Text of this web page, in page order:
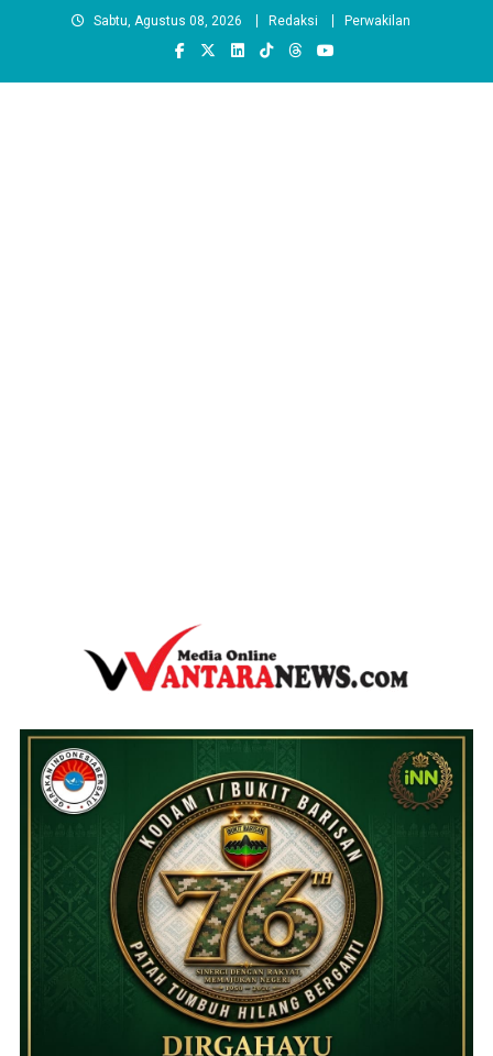
Sabtu, Agustus 08, 2026 Redaksi Perwakilan
wantaranews.com